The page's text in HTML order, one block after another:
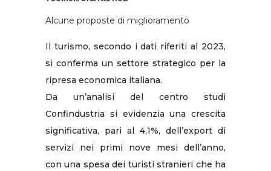
Alcune proposte di miglioramento
Il turismo, secondo i dati riferiti al 2023,
si conferma un settore strategico per la
ripresa economica italiana.
Da un’analisi del centro studi
Confindustria si evidenzia una crescita
significativa, pari al 4,1%, dell’export di
servizi nei primi nove mesi dell’anno,
con una spesa dei turisti stranieri che ha